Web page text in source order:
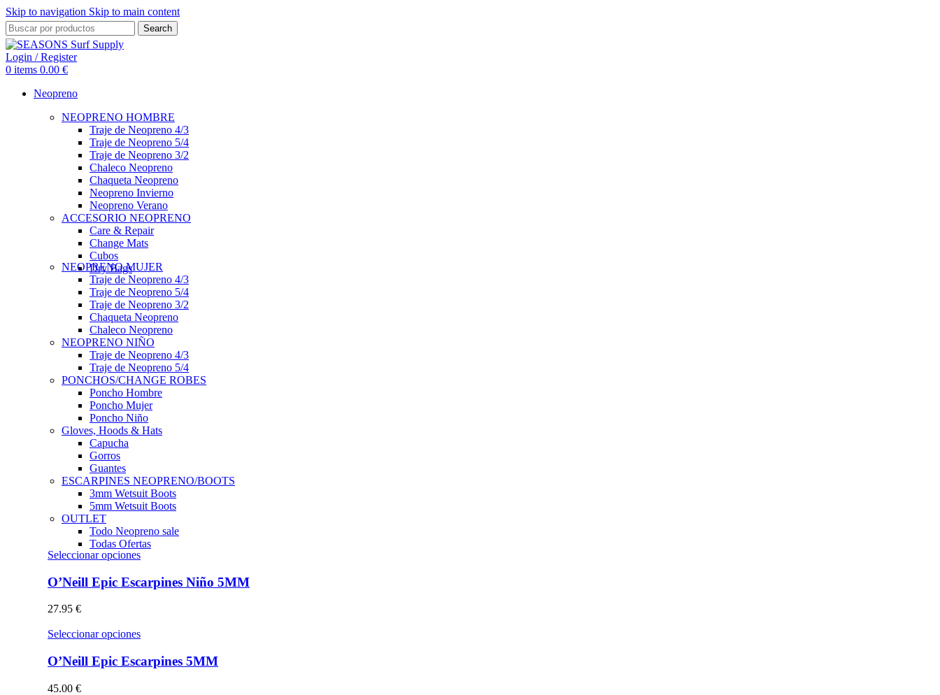
Skip to navigation Skip to main content
Search
Login / Register
0 items 0.00 €
Neopreno
NEOPRENO HOMBRE
Traje de Neopreno 4/3
Traje de Neopreno 5/4
Traje de Neopreno 3/2
Chaleco Neopreno
Chaqueta Neopreno
Neopreno Invierno
Neopreno Verano
ACCESORIO NEOPRENO
Care & Repair
Change Mats
Cubos
Dry Bags
NEOPRENO MUJER
Traje de Neopreno 4/3
Traje de Neopreno 5/4
Traje de Neopreno 3/2
Chaqueta Neopreno
Chaleco Neopreno
NEOPRENO NIÑO
Traje de Neopreno 4/3
Traje de Neopreno 5/4
PONCHOS/CHANGE ROBES
Poncho Hombre
Poncho Mujer
Poncho Niño
Gloves, Hoods & Hats
Capucha
Gorros
Guantes
ESCARPINES NEOPRENO/BOOTS
3mm Wetsuit Boots
5mm Wetsuit Boots
OUTLET
Todo Neopreno sale
Todas Ofertas
Seleccionar opcionesEste
tiene
múltiples
opciones
se
pueden
elegir
O’Neill Epic Escarpines Niño 5MM
27.95 €
Seleccionar opcionesEste
tiene
múltiples
O’Neill Epic Escarpines 5MM
45.00 €